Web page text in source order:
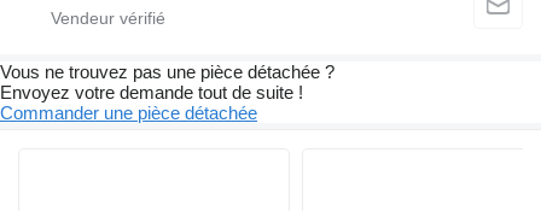
Vous ne trouvez pas une pièce détachée ?
Envoyez votre demande tout de suite !
Commander une pièce détachée